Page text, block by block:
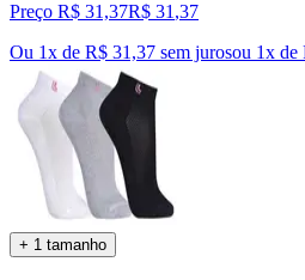
Preço R$ 31,37R$ 31 ,37
Ou 1x de R$ 31,37 sem jurosou 1x de
+ 1 tamanho